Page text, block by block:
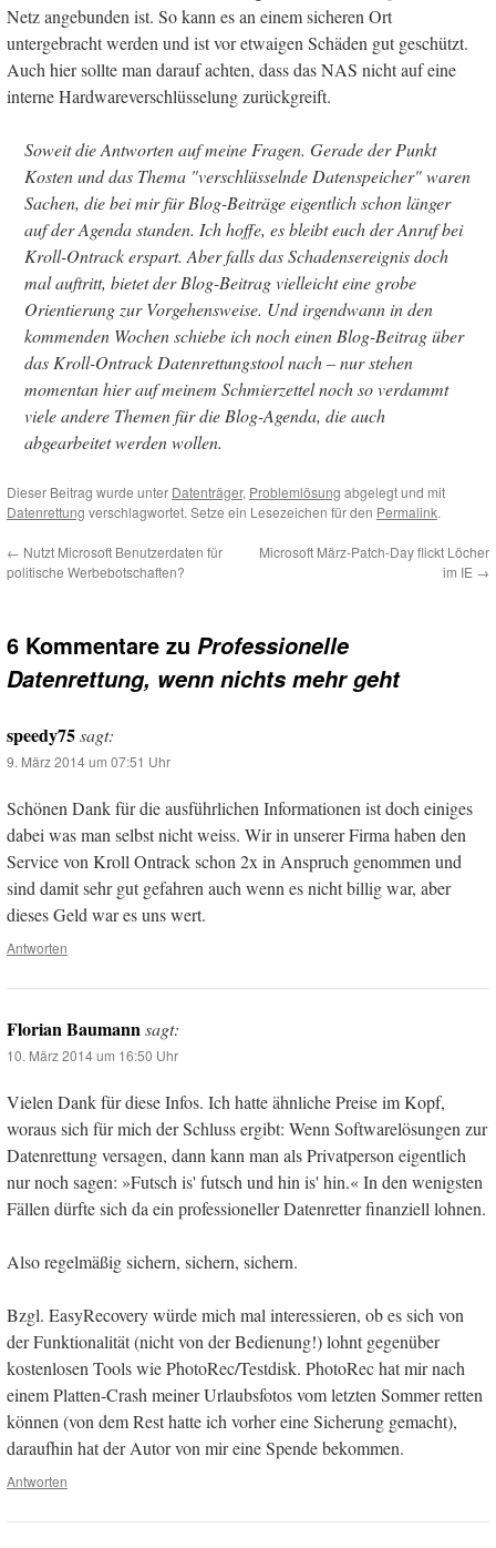
Netz angebunden ist. So kann es an einem sicheren Ort
untergebracht werden und ist vor etwaigen Schäden gut geschützt.
Auch hier sollte man darauf achten, dass das NAS nicht auf eine
interne Hardwareverschlüsselung zurückgreift.
Soweit die Antworten auf meine Fragen. Gerade der Punkt
Kosten und das Thema "verschlüsselnde Datenspeicher" waren
Sachen, die bei mir für Blog-Beiträge eigentlich schon länger
auf der Agenda standen. Ich hoffe, es bleibt euch der Anruf bei
Kroll-Ontrack erspart. Aber falls das Schadensereignis doch
mal auftritt, bietet der Blog-Beitrag vielleicht eine grobe
Orientierung zur Vorgehensweise. Und irgendwann in den
kommenden Wochen schiebe ich noch einen Blog-Beitrag über
das Kroll-Ontrack Datenrettungstool nach – nur stehen
momentan hier auf meinem Schmierzettel noch so verdammt
viele andere Themen für die Blog-Agenda, die auch
abgearbeitet werden wollen.
Dieser Beitrag wurde unter Datenträger, Problemlösung abgelegt und mit
Datenrettung verschlagwortet. Setze ein Lesezeichen für den Permalink.
← Nutzt Microsoft Benutzerdaten für
politische Werbebotschaften?
Microsoft März-Patch-Day flickt Löcher
im IE →
6 Kommentare zu Professionelle
Datenrettung, wenn nichts mehr geht
speedy75sagt:
9. März 2014 um 07:51 Uhr
Schönen Dank für die ausführlichen Informationen ist doch einiges
dabei was man selbst nicht weiss. Wir in unserer Firma haben den
Service von Kroll Ontrack schon 2x in Anspruch genommen und
sind damit sehr gut gefahren auch wenn es nicht billig war, aber
dieses Geld war es uns wert.
Antworten
Florian Baumannsagt:
10. März 2014 um 16:50 Uhr
Vielen Dank für diese Infos. Ich hatte ähnliche Preise im Kopf,
woraus sich für mich der Schluss ergibt: Wenn Softwarelösungen zur
Datenrettung versagen, dann kann man als Privatperson eigentlich
nur noch sagen: »Futsch is' futsch und hin is' hin.« In den wenigsten
Fällen dürfte sich da ein professioneller Datenretter finanziell lohnen.
Also regelmäßig sichern, sichern, sichern.
Bzgl. EasyRecovery würde mich mal interessieren, ob es sich von
der Funktionalität (nicht von der Bedienung!) lohnt gegenüber
kostenlosen Tools wie PhotoRec/Testdisk. PhotoRec hat mir nach
einem Platten-Crash meiner Urlaubsfotos vom letzten Sommer retten
können (von dem Rest hatte ich vorher eine Sicherung gemacht),
daraufhin hat der Autor von mir eine Spende bekommen.
Antworten